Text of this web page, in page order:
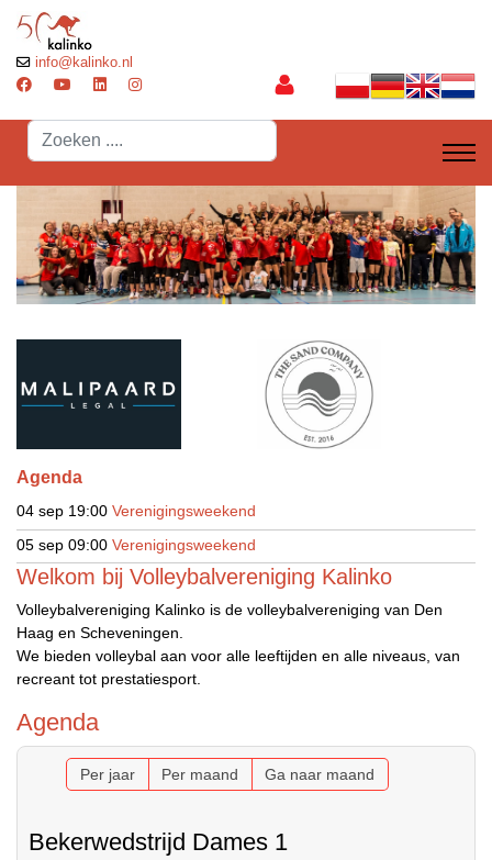
info@kalinko.nl
Search
...
Agenda
04 sep 19:00 Verenigingsweekend
05 sep 09:00 Verenigingsweekend
Welkom bij Volleybalvereniging Kalinko
Volleybalvereniging Kalinko is de volleybalvereniging van Den
Haag en Scheveningen.
We bieden volleybal aan voor alle leeftijden en alle niveaus, van
recreant tot prestatiesport.
Agenda
Per jaar Per maand Ga naar maand
Bekerwedstrijd Dames 1